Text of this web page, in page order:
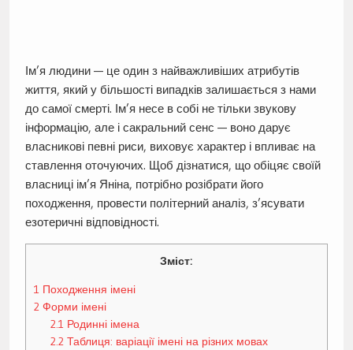
Ім’я людини — це один з найважливіших атрибутів
життя, який у більшості випадків залишається з нами
до самої смерті. Ім’я несе в собі не тільки звукову
інформацію, але і сакральний сенс — воно дарує
власникові певні риси, виховує характер і впливає на
ставлення оточуючих. Щоб дізнатися, що обіцяє своїй
власниці ім’я Яніна, потрібно розібрати його
походження, провести політерний аналіз, з’ясувати
езотеричні відповідності.
Зміст:
1 Походження імені
2Форми імені
2.1 Родинні імена
2.2 Таблиця: варіації імені на різних мовах